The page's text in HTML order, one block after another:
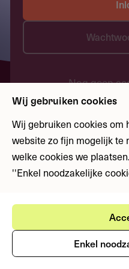
Nog geen
Wij gebruiken cookies
Wij gebruiken cookies om
website zo fijn mogelijk te
welke cookies we
''Enkel noodzakelijke
Enkel